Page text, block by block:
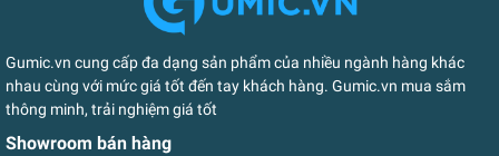
Gumic.vn cung cấp đa dạng sản phẩm của nhiều ngành hàng khác
nhau cùng với mức giá tốt đến tay khách hàng. Gumic.vn mua sắm
thông minh, trải nghiệm giá tốt
Showroom bán hàng